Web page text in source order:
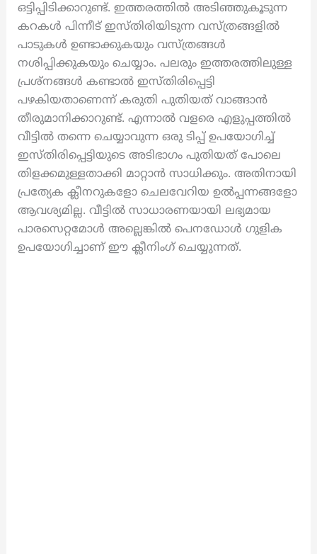
ഒട്ടിപ്പിടിക്കാറുണ്ട്. ഇത്തരത്തിൽ അടിഞ്ഞുകൂടുന്ന
കറകൾ പിന്നീട് ഇസ്തിരിയിടുന്ന വസ്ത്രങ്ങളിൽ
പാടുകൾ ഉണ്ടാക്കുകയും വസ്ത്രങ്ങൾ
നശിപ്പിക്കുകയും ചെയ്യാം. പലരും ഇത്തരത്തിലുള്ള
പ്രശ്നങ്ങൾ കണ്ടാൽ ഇസ്തിരിപ്പെട്ടി
പഴകിയതാണെന്ന് കരുതി പുതിയത് വാങ്ങാൻ
തീരുമാനിക്കാറുണ്ട്. എന്നാൽ വളരെ എളുപ്പത്തിൽ
വീട്ടിൽ തന്നെ ചെയ്യാവുന്ന ഒരു ടിപ്പ് ഉപയോഗിച്ച്
ഇസ്തിരിപ്പെട്ടിയുടെ അടിഭാഗം പുതിയത് പോലെ
തിളക്കമുള്ളതാക്കി മാറ്റാൻ സാധിക്കും. അതിനായി
പ്രത്യേക ക്ലീനറുകളോ ചെലവേറിയ ഉൽപ്പന്നങ്ങളോ
ആവശ്യമില്ല. വീട്ടിൽ സാധാരണയായി ലഭ്യമായ
പാരസെറ്റമോൾ അല്ലെങ്കിൽ പെനഡോൾ ഗുളിക
ഉപയോഗിച്ചാണ് ഈ ക്ലീനിംഗ് ചെയ്യുന്നത്.